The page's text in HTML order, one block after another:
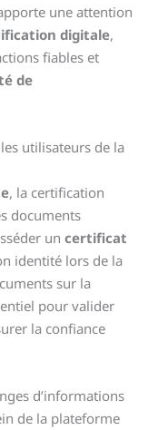
une attention
digitale,
fiables et
de
utilisateurs de la
, la certification
documents
uncertificat
identité lors de la
sur la
pour valider
la confiance
d’informations
de la plateforme